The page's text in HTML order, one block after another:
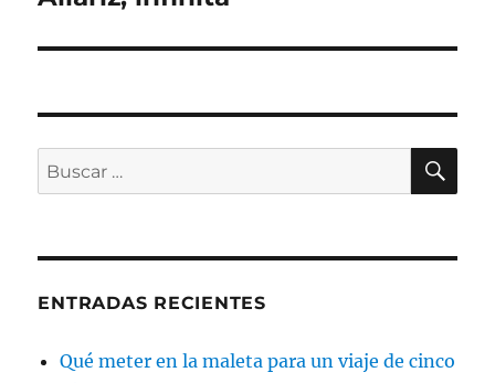
Buscar
por:
ENTRADAS RECIENTES
Qué meter en la maleta para un viaje de cinco